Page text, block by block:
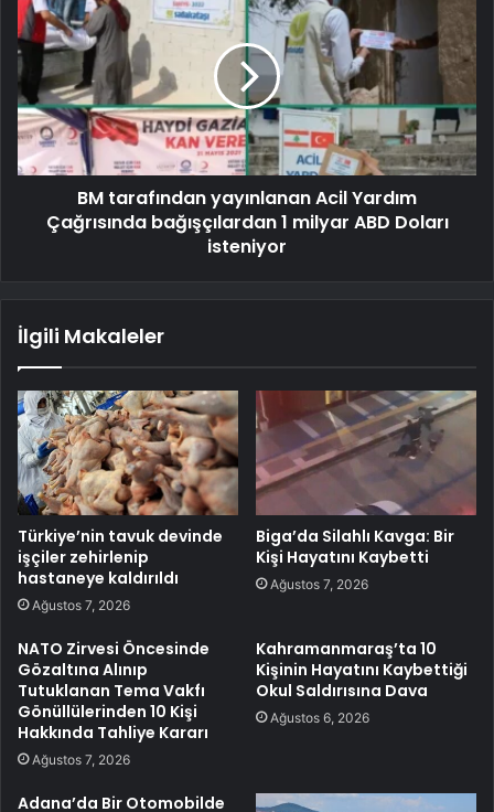
BM tarafından yayınlanan Acil Yardım
Çağrısında bağışçılardan 1 milyar ABD Doları
isteniyor
İlgili Makaleler
Türkiye’nin tavuk devinde
işçiler zehirlenip
hastaneye kaldırıldı
Ağustos 7, 2026
Biga’da Silahlı Kavga: Bir
Kişi Hayatını Kaybetti
Ağustos 7, 2026
NATO Zirvesi Öncesinde
Gözaltına Alınıp
Tutuklanan Tema Vakfı
Gönüllülerinden 10 Kişi
Hakkında Tahliye Kararı
Ağustos 7, 2026
Kahramanmaraş’ta 10
Kişinin Hayatını Kaybettiği
Okul Saldırısına Dava
Ağustos 6, 2026
Adana’da Bir Otomobilde